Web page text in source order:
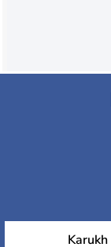
Karukh